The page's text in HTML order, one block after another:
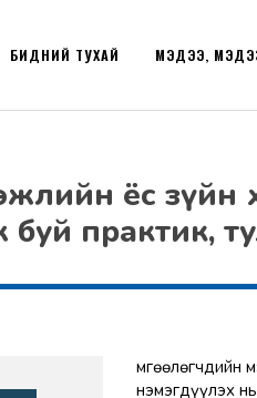
БИДНИЙ ТУХАЙ МЭДЭЭ,
ёс зүйн
практик,
нэмэгдүүлэх